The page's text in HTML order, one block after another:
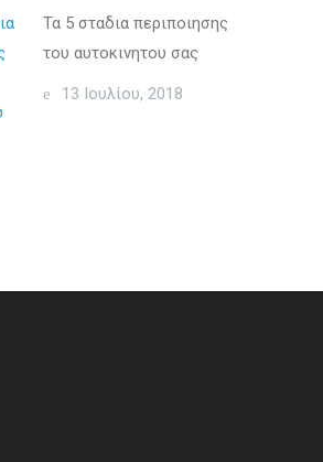
Τα 5 σταδια περιποιησης
του αυτοκινητου σας
13 Ιουλίου, 2018